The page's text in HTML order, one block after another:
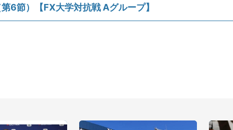
第6節）【FX大学対抗戦 Aグループ】